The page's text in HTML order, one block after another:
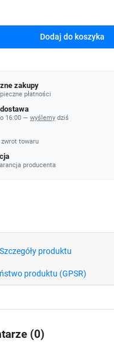
Dodaj do koszyka
zakupy
płatności
16:00 — wyślemy dziś
zwrot towaru
producenta
Szczegóły produktu
produktu (GPSR)
(0)